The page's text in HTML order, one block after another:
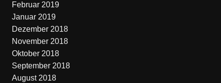
Februar 2019
Januar 2019
Dezember 2018
November 2018
Oktober 2018
September 2018
August 2018